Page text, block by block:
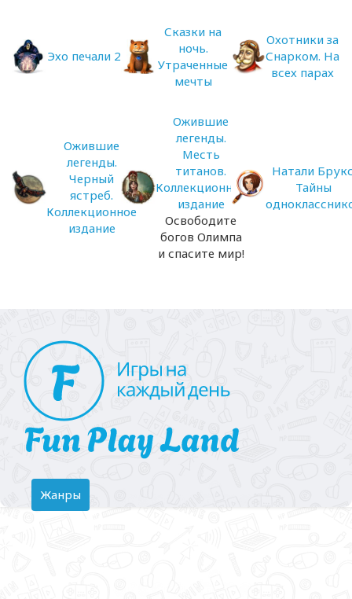
Эхо печали 2
Сказки на
ночь.
Утраченные
мечты
Охотники за
Снарком. На
всех парах
Ожившие
легенды.
Черный
ястреб.
Коллекционное
издание
Ожившие
легенды.
Месть
титанов.
Коллекционное
издание
Освободите
богов Олимпа
и спасите мир!
Натали
Тайны
Toggle
navigation
Жанры